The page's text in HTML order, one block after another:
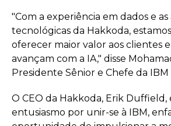
"Com a experiência em dados e as
tecnológicas da Hakkoda,
oferecer maior valor aos clientes
avançam com a IA," disse
Presidente Sênior e Chefe da
O CEO da Hakkoda, Erik Duffield,
entusiasmo por unir-se à IBM,